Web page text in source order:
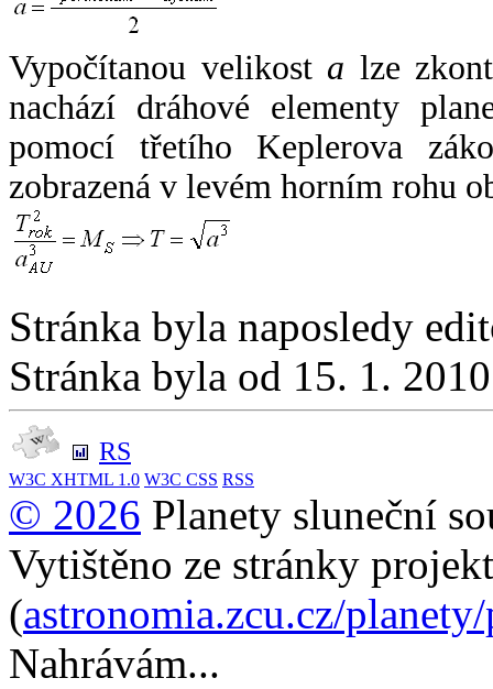
Vypočítanou velikost a lze
nachází dráhové elementy
pomocí třetího Keplerova
zobrazená v levém horním rohu
Stránka byla naposledy
Stránka byla od 15. 1.
RS
W3C XHTML 1.0 W3C CSS RSS
© 2026 Planety sluneční
Vytištěno ze stránky
(astronomia.zcu.cz/
Nahrávám...